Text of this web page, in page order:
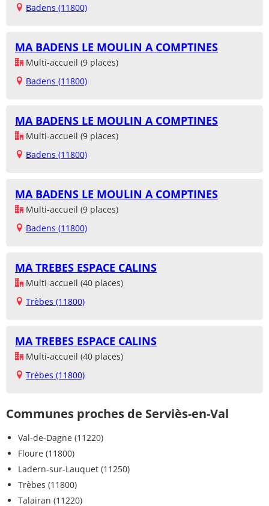
Badens (11800)
MA BADENS LE MOULIN A COMPTINES
Multi-accueil (9 places)
Badens (11800)
MA BADENS LE MOULIN A COMPTINES
Multi-accueil (9 places)
Badens (11800)
MA BADENS LE MOULIN A COMPTINES
Multi-accueil (9 places)
Badens (11800)
MA TREBES ESPACE CALINS
Multi-accueil (40 places)
Trèbes (11800)
MA TREBES ESPACE CALINS
Multi-accueil (40 places)
Trèbes (11800)
Communes proches de Serviès-en-Val
Val-de-Dagne (11220)
Floure (11800)
Ladern-sur-Lauquet (11250)
Trèbes (11800)
Talairan (11220)